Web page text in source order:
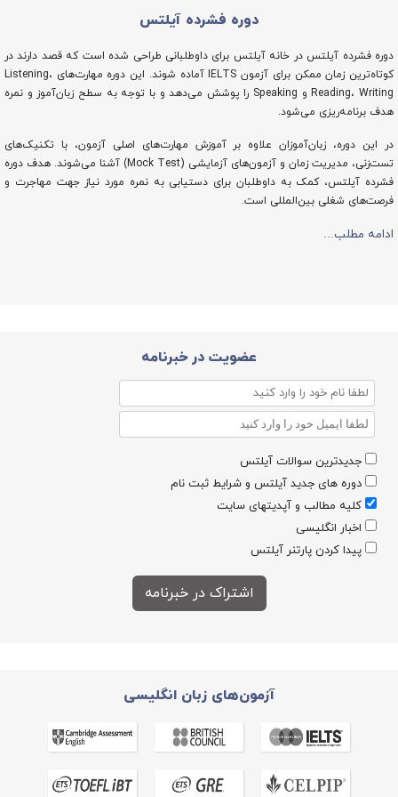
دوره فشرده آیلتس
دوره فشرده آیلتس در خانه آیلتس برای داوطلبانی طراحی شده است که قصد دارند در
کوتاه‌ترین زمان ممکن برای آزمون IELTS آماده شوند. این دوره مهارت‌های Listening،
Reading، Writing و Speaking را پوشش می‌دهد و با توجه به سطح زبان‌آموز و نمره
هدف برنامه‌ریزی می‌شود.
در این دوره، زبان‌آموزان علاوه بر آموزش مهارت‌های اصلی آزمون، با تکنیک‌های
تست‌زنی، مدیریت زمان و آزمون‌های آزمایشی (Mock Test) آشنا می‌شوند. هدف دوره
فشرده آیلتس، کمک به داوطلبان برای دستیابی به نمره مورد نیاز جهت مهاجرت و
فرصت‌های شغلی بین‌المللی است.
ادامه مطلب...
عضویت در خبرنامه
جدیدترین سوالات آیلتس
دوره های جدید آیلتس و شرایط ثبت نام
کلیه مطالب و آپدیتهای سایت
اخبار انگلیسی
پیدا کردن پارتنر آیلتس
آزمون‌های زبان انگلیسی